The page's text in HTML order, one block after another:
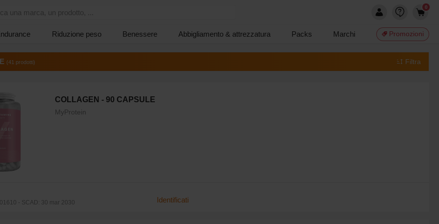
una marca, un prodotto, ...
0
Riduzione peso Benessere Abbigliamento & attrezzatura Packs Marchi Promozioni
(41 prodotti) Filtra
COLLAGEN - 90 CAPSULE
MyProtein
- SCAD: 30 mar 2030 Identificati